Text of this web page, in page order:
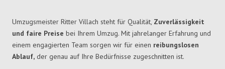
Umzugsmeister Ritter Villach steht für Qualität, Zuverlässigkeit
und faire Preise bei Ihrem Umzug. Mit jahrelanger Erfahrung und
einem engagierten Team sorgen wir für einen reibungslosen
Ablauf, der genau auf Ihre Bedürfnisse zugeschnitten ist.